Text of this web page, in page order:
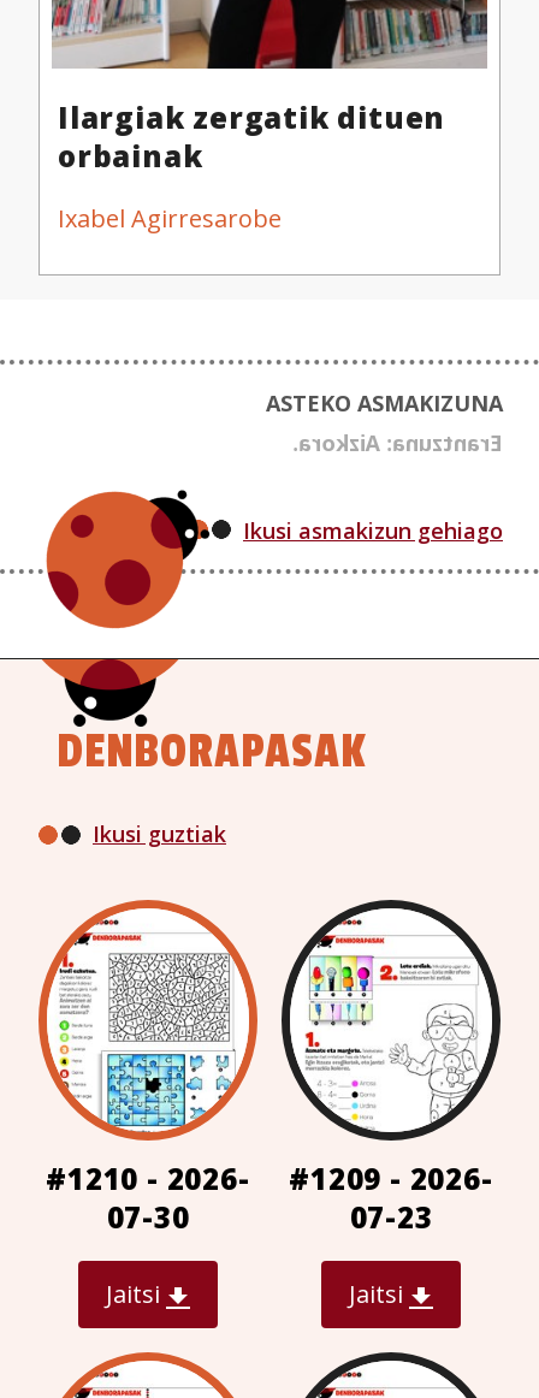
Ilargiak zergatik dituen
orbainak
Ixabel Agirresarobe
ASTEKO ASMAKIZUNA
Erantzuna: Aizkora.
Ikusi asmakizun gehiago
DENBORAPASAK
Ikusi guztiak
#1210 - 2026-
07-30
Jaitsi
#1209 - 2026-
07-23
Jaitsi